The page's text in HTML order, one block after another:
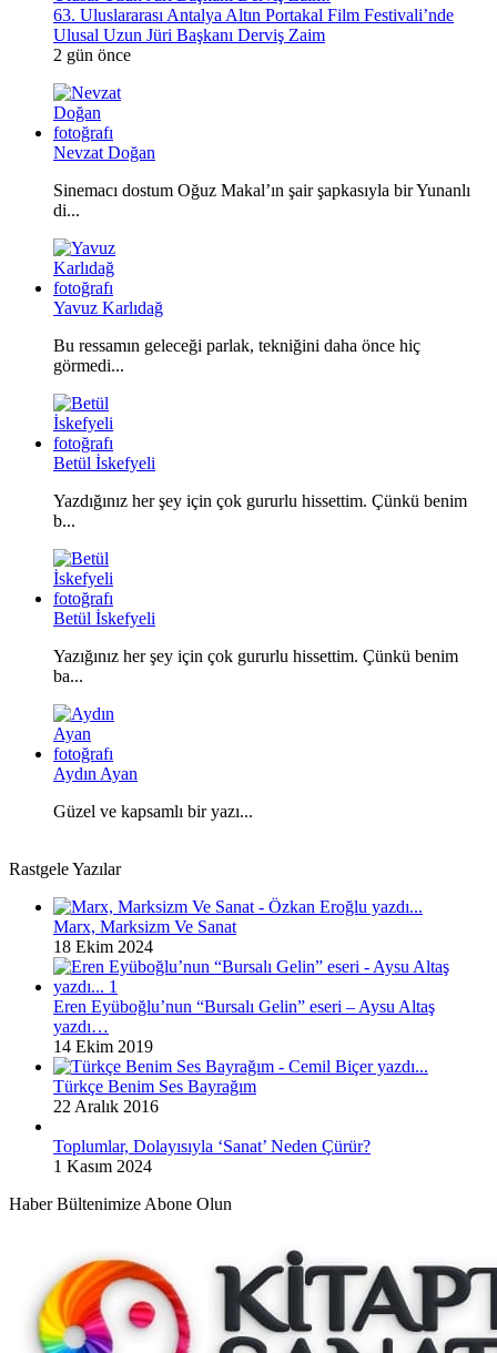
63. Uluslararası Antalya Altın Portakal Film Festivali’nde
Ulusal Uzun Jüri Başkanı Derviş Zaim
2 gün önce
Nevzat Doğan
Sinemacı dostum Oğuz Makal’ın şair şapkasıyla bir Yunanlı
di...
Yavuz Karlıdağ
Bu ressamın geleceği parlak, tekniğini daha önce hiç
görmedi...
Betül İskefyeli
Yazdığınız her şey için çok gururlu hissettim. Çünkü benim
b...
Betül İskefyeli
Yazığınız her şey için çok gururlu hissettim. Çünkü benim
ba...
Aydın Ayan
Güzel ve kapsamlı bir yazı...
Rastgele Yazılar
Marx, Marksizm Ve Sanat
18 Ekim 2024
Eren Eyüboğlu’nun “Bursalı Gelin” eseri – Aysu Altaş
yazdı…
14 Ekim 2019
Türkçe Benim Ses Bayrağım
22 Aralık 2016
Toplumlar, Dolayısıyla ‘Sanat’ Neden Çürür?
1 Kasım 2024
Haber Bültenimize Abone Olun